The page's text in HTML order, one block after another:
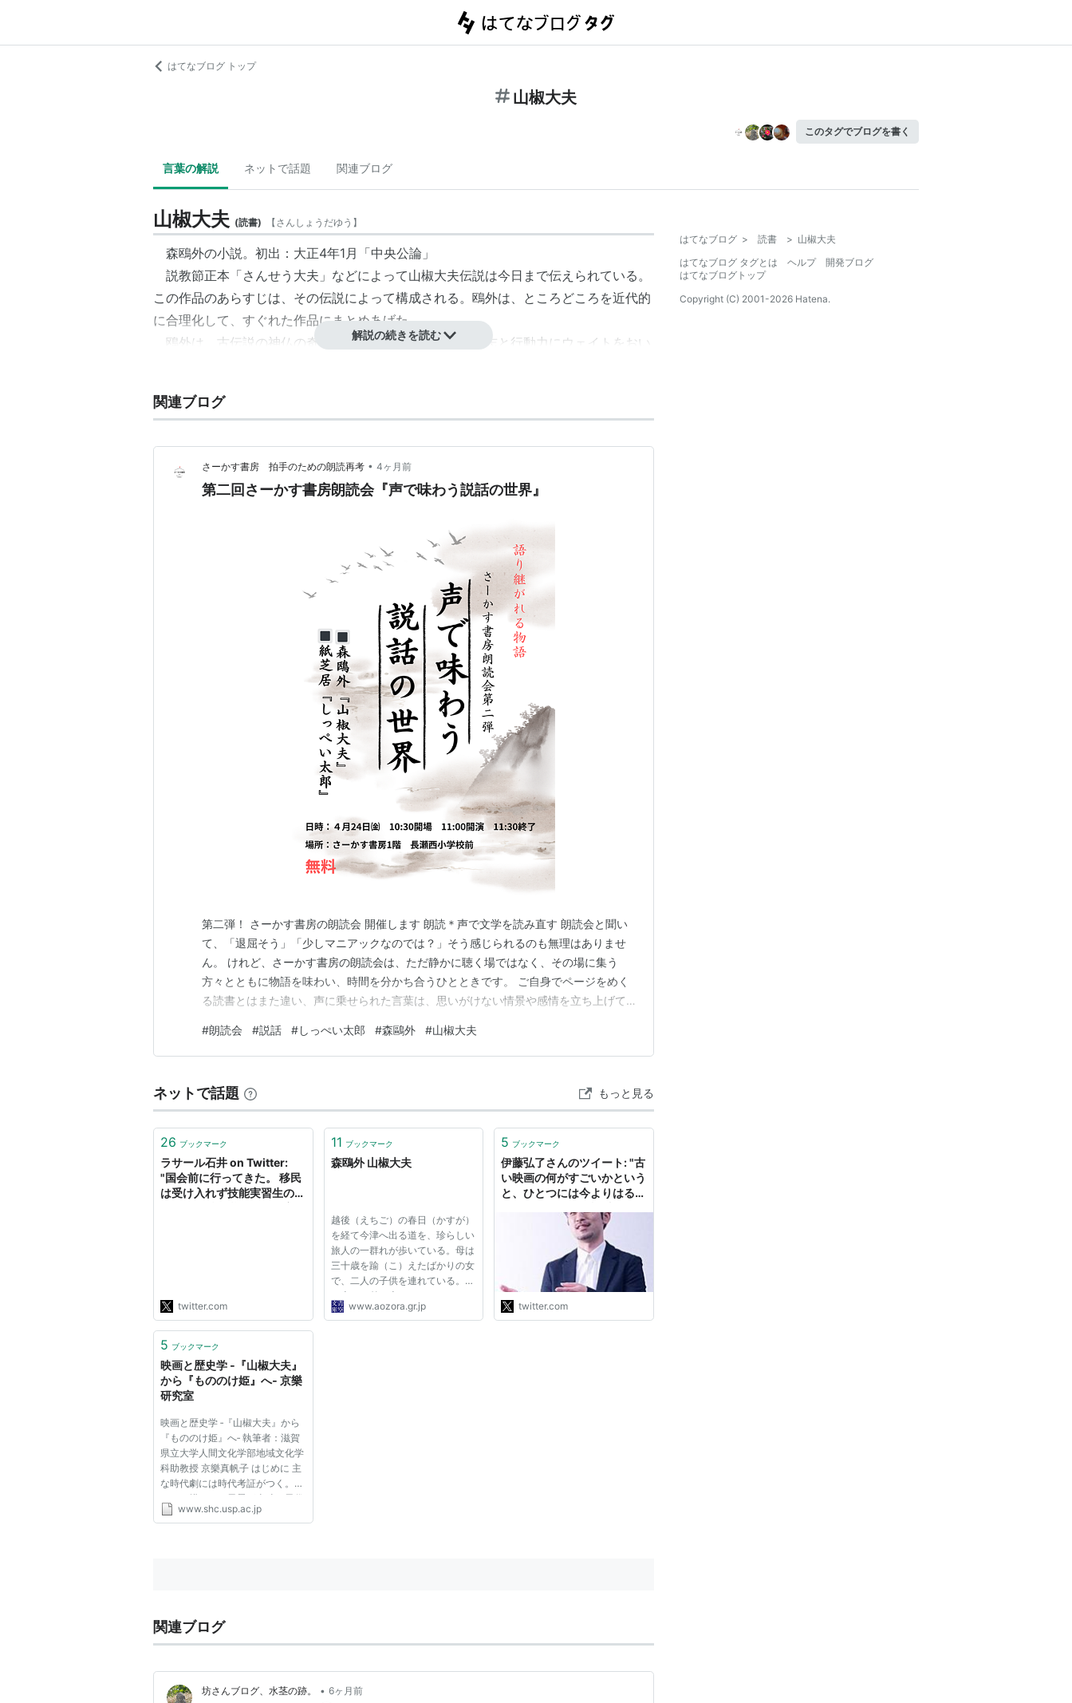
はてなブログ トップ
山椒大夫
このタグでブログを書く
言葉の解説 ネットで話題 関連ブログ
山椒大夫 (読書) 【さんしょうだゆう 】
森鴎外の小説。初出：大正4年1月「中央公論」
説教節正本「さんせう大夫」などによって山椒大夫伝説は今日まで伝えられている。
この作品のあらすじは、その伝説によって構成される。鴎外は、ところどころを近代的
に合理化して、すぐれた作品にまとめあげた。
鴎外は、古伝説の神仏の奇跡を控えめにして、人間の意志と行動力にウェイトをおい
効果は、名文として知られている。
山椒大夫・高瀬舟 (新潮文庫)
クリック: 81回
この商品を含むブログ (90件) を見る
山椒大夫・高瀬舟 他四編 (岩波文庫 緑 5-7)
森鴎外
出版社/メーカー:岩波書店
2002/10/16
文庫
: 17回
この商品を含むブログ (25件) を見る
解説の続きを読む
関連ブログ
さーかす書房 拍手のための朗読再考 • 4ヶ月前
第二回さーかす書房朗読会『声で味わう説話の世界』
第二弾！ さーかす書房の朗読会 開催します 朗読＊声で文学を読み直す 朗読会と聞い
て、「退屈そう」「少しマニアックなのでは？」そう感じられるのも無理はありませ
ん。 けれど、さーかす書房の朗読会は、ただ静かに聴く場ではなく、その場に集う
方々とともに物語を味わい、時間を分かち合うひとときです。 ご自身でページをめく
る読書とはまた違い、声に乗せられた言葉は、思いがけない情景や感情を立ち上げてく
かもしれません。 今回のテーマは「説話を読む」 取り上げるのは、今昔物語や説法節
など、古くから語り継がれてきた物語です。 時代を越え…
#朗読会 #説話 #しっぺい太郎 #森鷗外 #山椒大夫
ネットで話題 もっと見る
26 ブックマーク
ラサール石井 on Twitter:
"国会前に行ってきた。 移民
は受け入れず技能実習生の名
打ち。 「おもてなし」…
https://t.co/NTZwsjvZka"
twitter.com
11 ブックマーク
森鴎外 山椒大夫
越後（えちご）の春日（かすが）
を経て今津へ出る道を、珍らしい
旅人の一群れが歩いている。母は
三十歳を踰（こ）えたばかりの女
で、二人の子供を連れている。姉
は十四、弟は十二である。それに
四十ぐらいの女中が一人ついて、
www.aozora.gr.jp
5 ブックマーク
伊藤弘了さんのツイート: "古
い映画の何がすごいかという
と、ひとつには今よりはるか
てあれだけの映像を作り上げ
たその執念を挙げることがで
きる。「執念」と言うと抽象
的に聞こえるかもしれない
が、たとえば『山椒大夫』の
このシーンでは、水面の白が
際立つように手前の笹を墨で
twitter.com
5 ブックマーク
映画と歴史学 ‐『山椒大夫』
から『もののけ姫』へ‐ 京樂
研究室
映画と歴史学 ‐『山椒大夫』から
『もののけ姫』へ‐ 執筆者：滋賀
県立大学人間文化学部地域文化学
科助教授 京樂真帆子 はじめに 主
な時代劇には時代考証がつく。ド
ラマに描かれる風景が当時の風俗
に矛盾していないかなどを確認す
www.shc.usp.ac.jp
関連ブログ
坊さんブログ、水茎の跡。 • 6ヶ月前
はてなブログ > 読書 > 山椒大夫
はてなブログ タグとは
ヘルプ
開発ブログ
はてなブログトップ
Copyright (C) 2001-2026 Hatena.